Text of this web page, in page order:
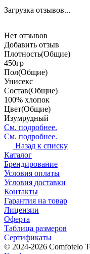
Загрузка отзывов...
Нет отзывов
Добавить отзыв
Плотность(Общие)
450гр
Пол(Общие)
Унисекс
Состав(Общие)
100% хлопок
Цвет(Общие)
Изумрудный
См. подробнее.
См. подробнее.
Назад к списку
Каталог
Брендирование
Условия оплаты
Условия доставки
Контакты
Гарантия на товар
Лицензии
Оферта
Таблица размеров
Сертификаты
© 2024-2026 Comfotelo